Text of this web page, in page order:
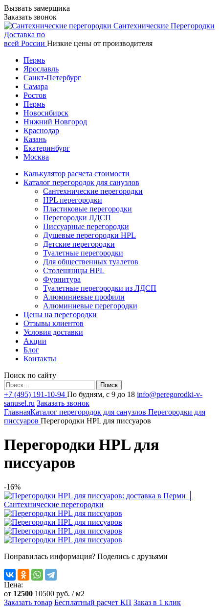
Вызвать замерщика
Заказать звонок
Сантехнические Перегородки
Доставка по
всей России Низкие цены от производителя
Пермь
Ярославль
Санкт-Петербург
Самара
Ростов
Пермь
Новосибирск
Нижний Новгород
Краснодар
Казань
Екатеринбург
Москва
Калькулятор расчета стоимости
Каталог перегородок для санузлов
Сантехнические перегородки
HPL перегородки
Пластиковые перегородки
Перегородки ЛДСП
Писсуарные перегородки
Душевые перегородки HPL
Детские перегородки
Туалетные перегородки
Для общественных туалетов
Столешницы HPL
Фурнитура
Туалетные перегородки из ЛДСП
Алюминиевые профили
Алюминиевые перегородки
Цены на перегородки
Отзывы клиентов
Условия доставки
Акции
Блог
Контакты
Поиск по сайту
Найти:
+7 (495) 191-10-94 По будням, с 9 до 18 info@peregorodki-v-
sanusel.ru Заказать звонок
ГлавнаяКаталог перегородок для санузлов Перегородки для
писсуаров Перегородки HPL для писсуаров
Перегородки HPL для
писсуаров
-16%
Понравилась информация? Поделись с друзьями
Цена:
от 12500 10500 руб. / м2
Заказать товар Бесплатный расчет КП Заказ в 1 клик